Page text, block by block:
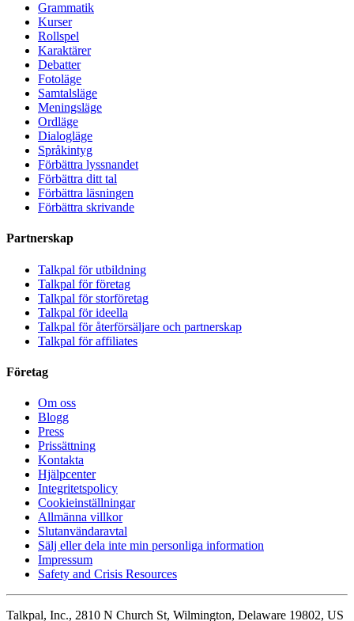
Grammatik
Kurser
Rollspel
Karaktärer
Debatter
Fotoläge
Samtalsläge
Meningsläge
Ordläge
Dialogläge
Språkintyg
Förbättra lyssnandet
Förbättra ditt tal
Förbättra läsningen
Förbättra skrivande
Partnerskap
Talkpal för utbildning
Talkpal för företag
Talkpal för storföretag
Talkpal för ideella
Talkpal för återförsäljare och partnerskap
Talkpal för affiliates
Företag
Om oss
Blogg
Press
Prissättning
Kontakta
Hjälpcenter
Integritetspolicy
Cookieinställningar
Allmänna villkor
Slutanvändaravtal
Sälj eller dela inte min personliga information
Impressum
Safety and Crisis Resources
Talkpal, Inc., 2810 N Church St, Wilmington, Delaware 19802, US